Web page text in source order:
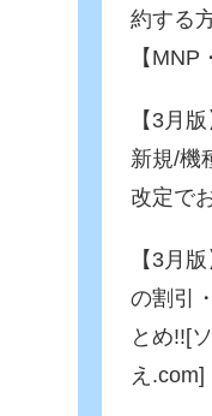
約する
【MNP
【3月
新規/機
改定で
【3月
の割引
とめ!![
え.com]